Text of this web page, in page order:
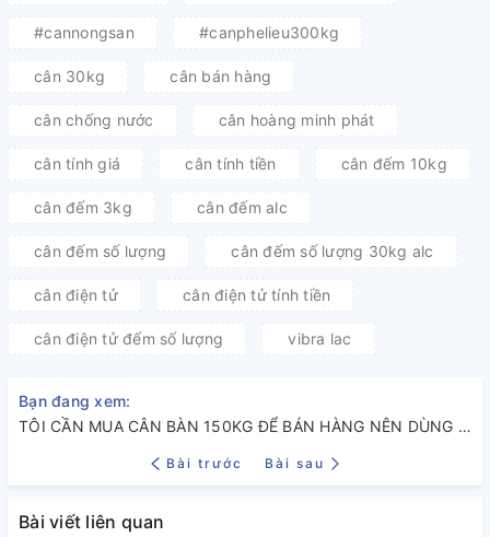
#cannongsan #canphelieu300kg
cân 30kg cân bán hàng
cân chống nước cân hoàng minh phát
cân tính giá cân tính tiền cân đếm 10kg
cân đếm 3kg cân đếm alc
cân đếm số lượng cân đếm số lượng 30kg alc
cân điện tử cân điện tử tính tiền
cân điện tử đếm số lượng vibra lac
Bạn đang xem:
TÔI CẦN MUA CÂN BÀN 150KG ĐỂ BÁN HÀNG NÊN DÙNG CÂN GÌ?
Bài trước Bài sau
Bài viết liên quan